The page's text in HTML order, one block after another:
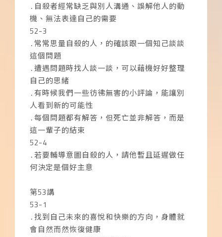
․自殺者經常缺乏與別人溝通、誤解他人的動
機、無法表達自己的需要
52-3
․常常思量自殺的人，的確該跟一個知己談談
這個問題
․遭遇問題時找人談一談，可以藉機好好整理
自己的思緒
․有時候我們一些彷彿無害的小評論，能讓別
人看到新的可能性
․每個問題都有解答，但死亡並非解答，而是
這一輩子的結束
52-4
․若要輔導意圖自殺的人，請他暫且延遲做任
何決定是個好主意
第53講
53-1
․找到自己未來的喜悅和快樂的方向，身體就
會自然而然恢復健康